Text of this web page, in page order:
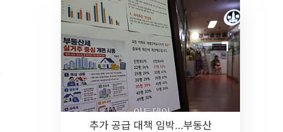
추가 공급 대책 임박…부동산